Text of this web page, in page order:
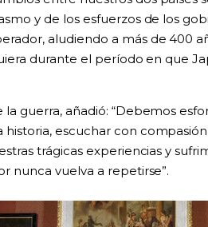
y de los esfuerzos de los
aludiendo a más de 400
durante el período en que
guerra, añadió: “Debemos
escuchar con
trágicas experiencias y
nunca vuelva a repetirse”.